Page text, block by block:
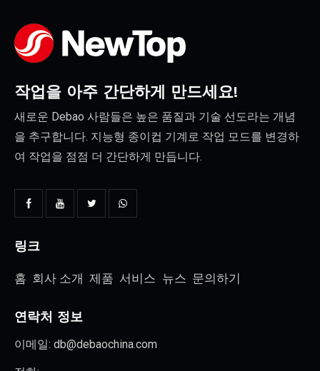
작업을 아주 간단하게 만드세요!
새로운 Debao 사람들은 높은 품질과 기술 선도라는 개념
을 추구합니다. 지능형 종이컵 기계로 작업 모드를 변경하
여 작업을 점점 더 간단하게 만듭니다.
링크
홈 회사 소개 제품 서비스 뉴스 문의하기
연락처 정보
이메일: db@debaochina.com